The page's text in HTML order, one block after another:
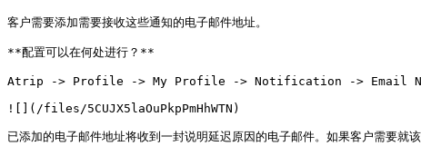
客户需要添加需要接收这些通知的电子邮件地址。
**配置可以在何处进行？**
Atrip -> Profile -> My Profile -> Notification -> Email
![](/files/5CUJX5laOuPkpPmHhWTN)
已添加的电子邮件地址将收到一封说明延迟原因的电子邮件。如果客户需要就